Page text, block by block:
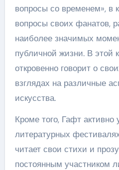
вопросы со временем», в
вопросы своих фанатов,
наиболее значимых
публичной жизни. В этой
откровенно говорит о
взглядах на различные
искусства.
Кроме того, Гафт активно
литературных
читает свои стихи и
постоянным участником